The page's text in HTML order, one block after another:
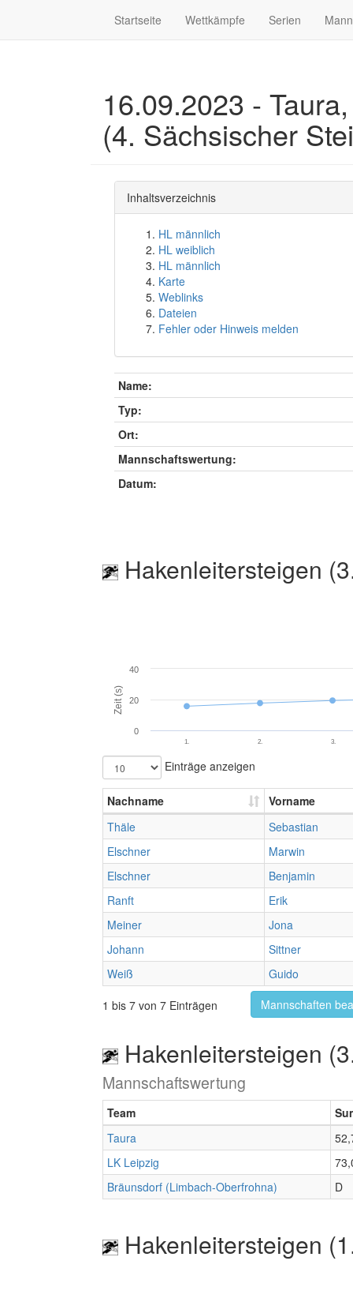
Startseite Wettkämpfe Serien
16.09.2023 -
(4. Sächsischer
Inhaltsverzeichnis
HL männlich
HL weiblich
HL männlich
Karte
Weblinks
Dateien
Fehler oder Hinweis melden
Name:
Typ:
Ort:
Mannschaftswertung:
Datum:
Hakenleitersteigen
Zeit (s)
1. 2. 3.
0
20
40
Einträge anzeigen
Nachname
Vorname
Thäle
Sebastian
Elschner
Marwin
Elschner
Benjamin
Ranft
Erik
Meiner
Jona
Johann
Sittner
Weiß
Guido
1 bis 7 von 7 Einträgen
Mannschaften
Hakenleitersteigen
Mannschaftswertung
Team
Taura
LK Leipzig
Bräunsdorf (Limbach-Oberfrohna)
D
Hakenleitersteigen